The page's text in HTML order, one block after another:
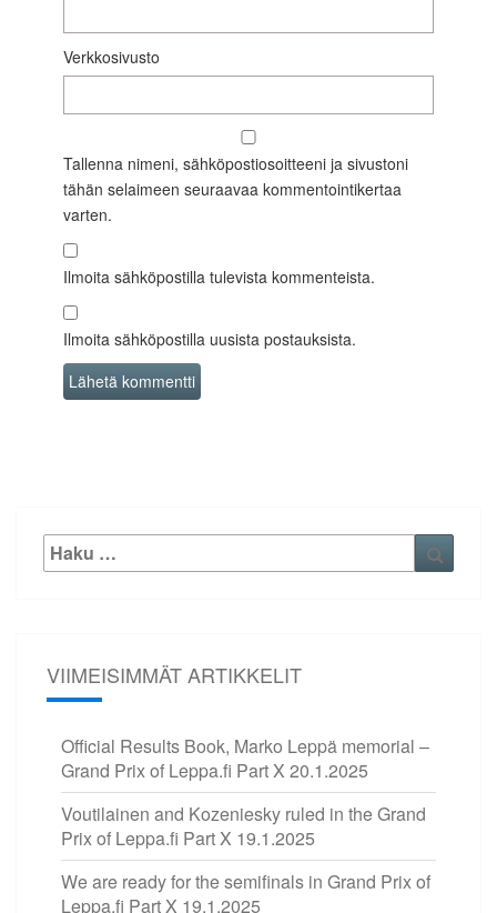
Verkkosivusto
Tallenna nimeni, sähköpostiosoitteeni ja sivustoni
tähän selaimeen seuraavaa kommentointikertaa
varten.
Ilmoita sähköpostilla tulevista kommenteista.
Ilmoita sähköpostilla uusista postauksista.
Etsi:
VIIMEISIMMÄT ARTIKKELIT
Official Results Book, Marko Leppä memorial –
Grand Prix of Leppa.fi Part X 20.1.2025
Voutilainen and Kozeniesky ruled in the Grand
Prix of Leppa.fi Part X 19.1.2025
We are ready for the semifinals in Grand Prix of
Leppa.fi Part X 19.1.2025